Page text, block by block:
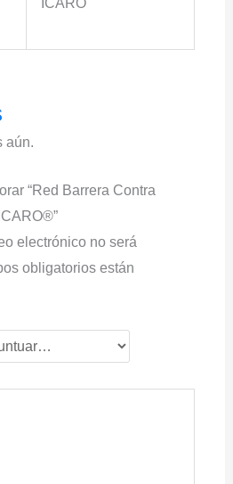
aún.
“Red Barrera Contra
electrónico no será
obligatorios están